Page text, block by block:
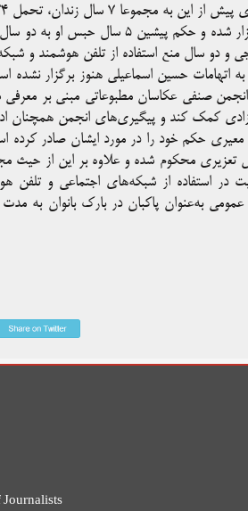
ضربه شلاق و ۲ سال ممنوع‌الخروجی محکوم شده بود.
۲. دادگاه تجدیدنظر احمد حلبی‌ساز
و دو سال منع استفاده از تلفن هوشمند و
صنفی عکاسان مطبوعاتی مبنی بر معرفی
کمک کند و پیگیری‌های انجمن همچنان
معیری حکم خود را در مورد ایشان صادر
مجموعا ۶ سال حبس تعزیری محکوم شده و علاوه بر
در استفاده از شبکه‌های اجتماعی و تلفن